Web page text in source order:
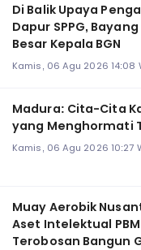
Di Balik Upaya
Dapur SPPG,
Besar Kepala BGN
Kamis, 06 Agu 2026 14:08
Madura: Cita-Cita
yang Menghormati
Kamis, 06 Agu 2026 10:27
Muay Aerobik
Aset Intelektual
Terobosan Bangun